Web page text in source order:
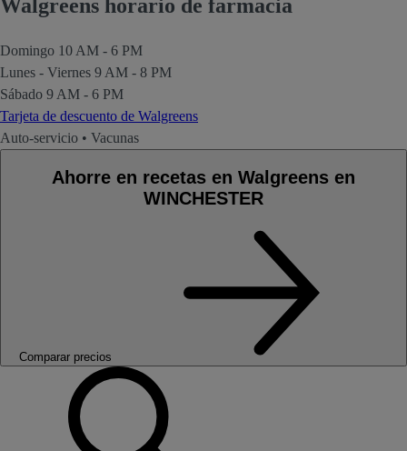
Walgreens horario de farmacia
Domingo 10 AM - 6 PM
Lunes - Viernes 9 AM - 8 PM
Sábado 9 AM - 6 PM
Tarjeta de descuento de Walgreens
Auto-servicio • Vacunas
Ahorre en recetas en Walgreens en
WINCHESTER
Comparar precios